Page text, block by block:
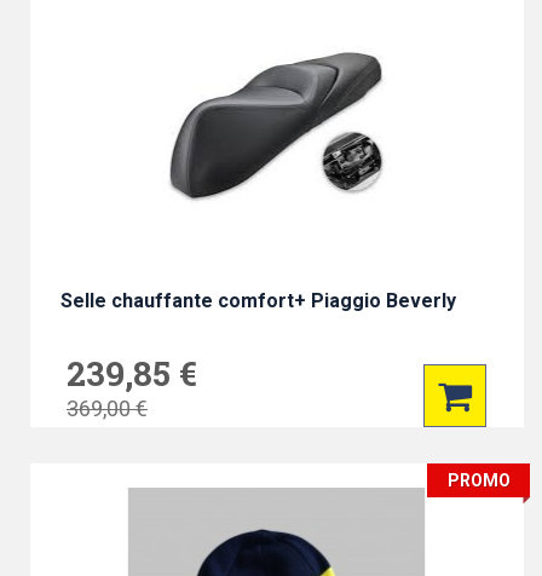
Selle chauffante comfort+ Piaggio Beverly
239,85 €
369,00 €
PROMO